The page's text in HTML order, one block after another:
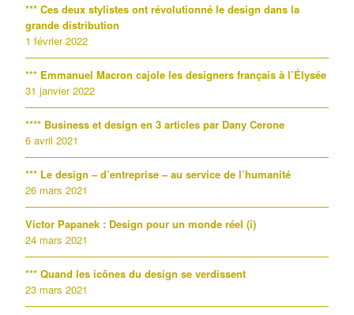
*** Ces deux stylistes ont révolutionné le design dans la
grande distribution
1 février 2022
*** Emmanuel Macron cajole les designers français à l’Élysée
31 janvier 2022
**** Business et design en 3 articles par Dany Cerone
6 avril 2021
*** Le design – d’entreprise – au service de l’humanité
26 mars 2021
Victor Papanek : Design pour un monde réel (i)
24 mars 2021
*** Quand les icônes du design se verdissent
23 mars 2021